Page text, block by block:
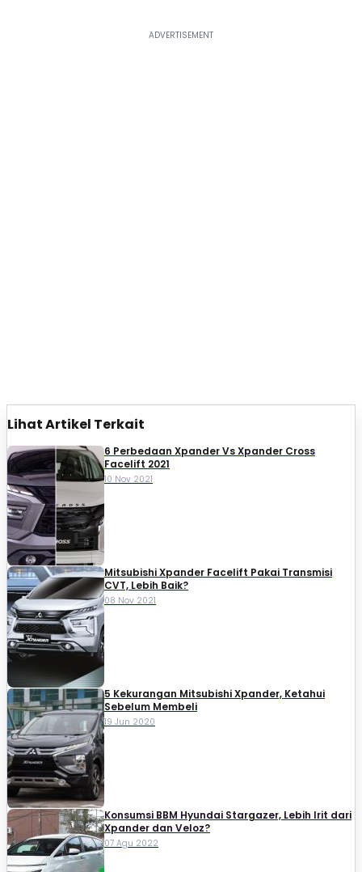
Lihat Artikel Terkait
6 Perbedaan Xpander Vs Xpander Cross
Facelift 2021
10 Nov 2021
Mitsubishi Xpander Facelift Pakai Transmisi
CVT, Lebih Baik?
08 Nov 2021
5 Kekurangan Mitsubishi Xpander, Ketahui
Sebelum Membeli
19 Jun 2020
Konsumsi BBM Hyundai Stargazer, Lebih Irit dari
Xpander dan Veloz?
07 Agu 2022